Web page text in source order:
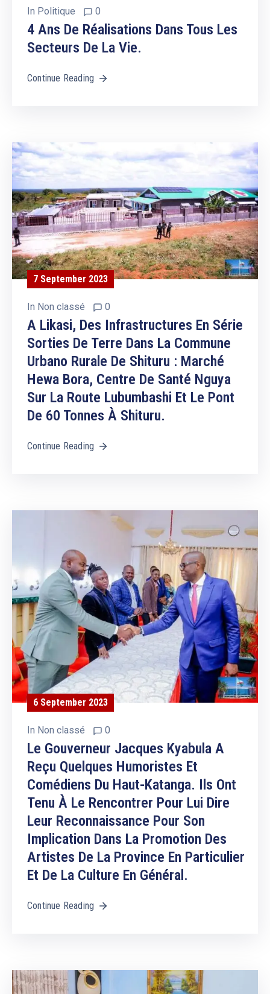
In Politique 0
4 Ans De Réalisations Dans Tous Les
Secteurs De La Vie.
Continue Reading
7 September 2023
In Non classé 0
A Likasi, Des Infrastructures En Série
Sorties De Terre Dans La Commune
Urbano Rurale De Shituru : Marché
Hewa Bora, Centre De Santé Nguya
Sur La Route Lubumbashi Et Le Pont
De 60 Tonnes À Shituru.
Continue Reading
6 September 2023
In Non classé 0
Le Gouverneur Jacques Kyabula A
Reçu Quelques Humoristes Et
Comédiens Du Haut-Katanga. Ils Ont
Tenu À Le Rencontrer Pour Lui Dire
Leur Reconnaissance Pour Son
Implication Dans La Promotion Des
Artistes De La Province En Particulier
Et De La Culture En Général.
Continue Reading